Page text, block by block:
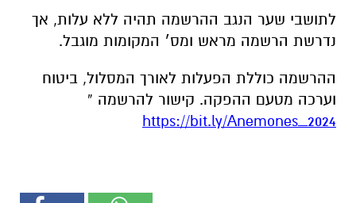
לתושבי שער הנגב ההרשמה תהיה ללא עלות, אך
נדרשת הרשמה מראש ומס׳ המקומות מוגבל.
ההרשמה כוללת הפעלות לאורך המסלול, ביטוח
וערכה מטעם ההפקה. קישור להרשמה »
https://bit.ly/Anemones_2024